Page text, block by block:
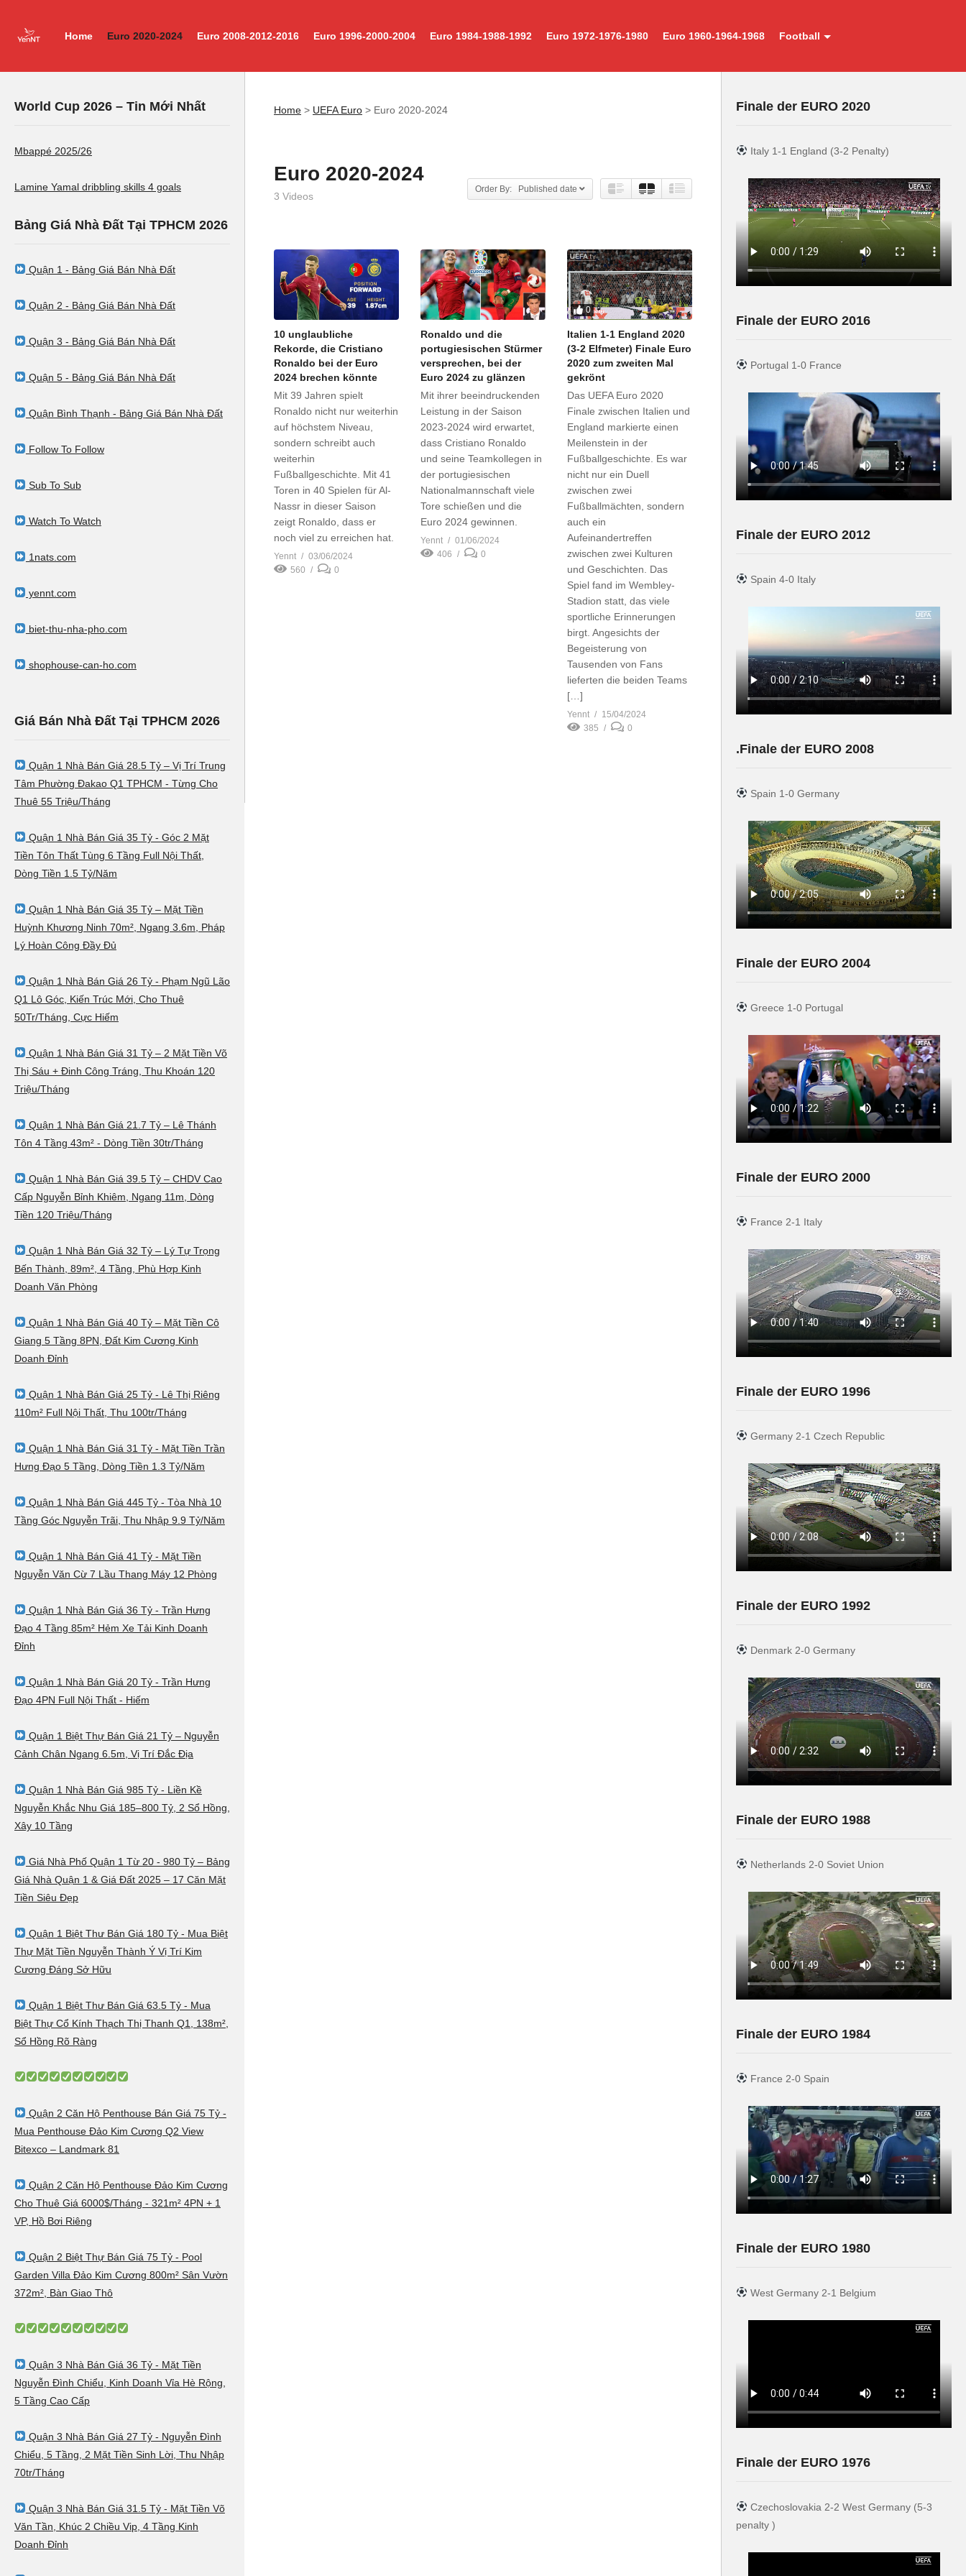
Home Euro 2020-2024 Euro 2008-2012-2016 Euro 1996-2000-2004 Euro 1984-1988-1992 Euro 1972-1976-1980 Euro 1960-1964-1968 Football
World Cup 2026 – Tin Mới Nhất
Mbappé 2025/26
Lamine Yamal dribbling skills 4 goals
Bảng Giá Nhà Đất Tại TPHCM 2026
Quận 1 - Bảng Giá Bán Nhà Đất
Quận 2 - Bảng Giá Bán Nhà Đất
Quận 3 - Bảng Giá Bán Nhà Đất
Quận 5 - Bảng Giá Bán Nhà Đất
Quận Bình Thạnh - Bảng Giá Bán Nhà Đất
Follow To Follow
Sub To Sub
Watch To Watch
1nats.com
yennt.com
biet-thu-nha-pho.com
shophouse-can-ho.com
Giá Bán Nhà Đất Tại TPHCM 2026
Quận 1 Nhà Bán Giá 28.5 Tỷ – Vị Trí Trung
Tâm Phường Đakao Q1 TPHCM - Từng Cho
Thuê 55 Triệu/Tháng
Quận 1 Nhà Bán Giá 35 Tỷ - Góc 2 Mặt
Tiền Tôn Thất Tùng 6 Tầng Full Nội Thất,
Dòng Tiền 1.5 Tỷ/Năm
Quận 1 Nhà Bán Giá 35 Tỷ – Mặt Tiền
Huỳnh Khương Ninh 70m², Ngang 3.6m, Pháp
Lý Hoàn Công Đầy Đủ
Quận 1 Nhà Bán Giá 26 Tỷ - Phạm Ngũ Lão
Q1 Lô Góc, Kiến Trúc Mới, Cho Thuê
50Tr/Tháng, Cực Hiếm
Quận 1 Nhà Bán Giá 31 Tỷ – 2 Mặt Tiền Võ
Thị Sáu + Đinh Công Tráng, Thu Khoán 120
Triệu/Tháng
Quận 1 Nhà Bán Giá 21.7 Tỷ – Lê Thánh
Tôn 4 Tầng 43m² - Dòng Tiền 30tr/Tháng
Quận 1 Nhà Bán Giá 39.5 Tỷ – CHDV Cao
Cấp Nguyễn Bỉnh Khiêm, Ngang 11m, Dòng
Tiền 120 Triệu/Tháng
Quận 1 Nhà Bán Giá 32 Tỷ – Lý Tự Trọng
Bến Thành, 89m², 4 Tầng, Phù Hợp Kinh
Doanh Văn Phòng
Quận 1 Nhà Bán Giá 40 Tỷ – Mặt Tiền Cô
Giang 5 Tầng 8PN, Đất Kim Cương Kinh
Doanh Đỉnh
Quận 1 Nhà Bán Giá 25 Tỷ - Lê Thị Riêng
110m² Full Nội Thất, Thu 100tr/Tháng
Quận 1 Nhà Bán Giá 31 Tỷ - Mặt Tiền Trần
Hưng Đạo 5 Tầng, Dòng Tiền 1.3 Tỷ/Năm
Quận 1 Nhà Bán Giá 445 Tỷ - Tòa Nhà 10
Tầng Góc Nguyễn Trãi, Thu Nhập 9.9 Tỷ/Năm
Quận 1 Nhà Bán Giá 41 Tỷ - Mặt Tiền
Nguyễn Văn Cừ 7 Lầu Thang Máy 12 Phòng
Quận 1 Nhà Bán Giá 36 Tỷ - Trần Hưng
Đạo 4 Tầng 85m² Hẻm Xe Tải Kinh Doanh
Đỉnh
Quận 1 Nhà Bán Giá 20 Tỷ - Trần Hưng
Đạo 4PN Full Nội Thất - Hiếm
Quận 1 Biệt Thự Bán Giá 21 Tỷ – Nguyễn
Cảnh Chân Ngang 6.5m, Vị Trí Đắc Địa
Quận 1 Nhà Bán Giá 985 Tỷ - Liền Kề
Nguyễn Khắc Nhu Giá 185–800 Tỷ, 2 Sổ Hồng,
Xây 10 Tầng
Giá Nhà Phố Quận 1 Từ 20 - 980 Tỷ – Bảng
Giá Nhà Quận 1 & Giá Đất 2025 – 17 Căn Mặt
Tiền Siêu Đẹp
Quận 1 Biệt Thư Bán Giá 180 Tỷ - Mua Biệt
Thự Mặt Tiền Nguyễn Thành Ý Vị Trí Kim
Cương Đáng Sở Hữu
Quận 1 Biệt Thư Bán Giá 63.5 Tỷ - Mua
Biệt Thự Cổ Kính Thạch Thị Thanh Q1, 138m²,
Sổ Hồng Rõ Ràng
Quận 2 Căn Hộ Penthouse Bán Giá 75 Tỷ -
Mua Penthouse Đảo Kim Cương Q2 View
Bitexco – Landmark 81
Quận 2 Căn Hộ Penthouse Đảo Kim Cương
Cho Thuê Giá 6000$/Tháng - 321m² 4PN + 1
VP, Hồ Bơi Riêng
Quận 2 Biệt Thự Bán Giá 75 Tỷ - Pool
Garden Villa Đảo Kim Cương 800m² Sân Vườn
372m², Bàn Giao Thô
Quận 3 Nhà Bán Giá 36 Tỷ - Mặt Tiền
Nguyễn Đình Chiểu, Kinh Doanh Vỉa Hè Rộng,
5 Tầng Cao Cấp
Quận 3 Nhà Bán Giá 27 Tỷ - Nguyễn Đình
Chiểu, 5 Tầng, 2 Mặt Tiền Sinh Lời, Thu Nhập
70tr/Tháng
Quận 3 Nhà Bán Giá 31.5 Tỷ - Mặt Tiền Võ
Văn Tần, Khúc 2 Chiều Vip, 4 Tầng Kinh
Doanh Đỉnh
Home > UEFA Euro > Euro 2020-2024
Euro 2020-2024
3 Videos
Order By: Published date
10 unglaubliche
Rekorde, die Cristiano
Ronaldo bei der Euro
2024 brechen könnte
Mit 39 Jahren spielt
Ronaldo nicht nur weiterhin
auf höchstem Niveau,
sondern schreibt auch
weiterhin
Fußballgeschichte. Mit 41
Toren in 40 Spielen für Al-
Nassr in dieser Saison
zeigt Ronaldo, dass er
noch viel zu erreichen hat.
Yennt
03/06/2024
560
0
Ronaldo und die
portugiesischen Stürmer
versprechen, bei der
Euro 2024 zu glänzen
Mit ihrer beeindruckenden
Leistung in der Saison
2023-2024 wird erwartet,
dass Cristiano Ronaldo
und seine Teamkollegen in
der portugiesischen
Nationalmannschaft viele
Tore schießen und die
Euro 2024 gewinnen.
Yennt
01/06/2024
406
0
0
Italien 1-1 England 2020
(3-2 Elfmeter) Finale Euro
2020 zum zweiten Mal
gekrönt
Das UEFA Euro 2020
Finale zwischen Italien und
England markierte einen
Meilenstein in der
Fußballgeschichte. Es war
nicht nur ein Duell
zwischen zwei
Fußballmächten, sondern
auch ein
Aufeinandertreffen
zwischen zwei Kulturen
und Geschichten. Das
Spiel fand im Wembley-
Stadion statt, das viele
sportliche Erinnerungen
birgt. Angesichts der
Begeisterung von
Tausenden von Fans
lieferten die beiden Teams
[…]
Yennt
15/04/2024
385
0
Finale der EURO 2020
Italy 1-1 England (3-2 Penalty)
Finale der EURO 2016
Portugal 1-0 France
Finale der EURO 2012
Spain 4-0 Italy
.Finale der EURO 2008
Spain 1-0 Germany
Finale der EURO 2004
Greece 1-0 Portugal
Finale der EURO 2000
France 2-1 Italy
Finale der EURO 1996
Germany 2-1 Czech Republic
Finale der EURO 1992
Denmark 2-0 Germany
Finale der EURO 1988
Netherlands 2-0 Soviet Union
Finale der EURO 1984
France 2-0 Spain
Finale der EURO 1980
West Germany 2-1 Belgium
Finale der EURO 1976
Czechoslovakia 2-2 West Germany (5-3
penalty )